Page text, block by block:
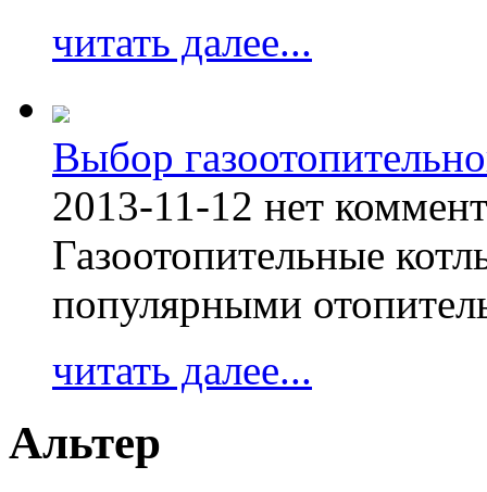
читать далее...
Выбор
2013-11-12 нет
Газоотопительные
популярными
читать далее...
Альтер